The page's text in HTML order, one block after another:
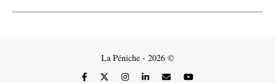
La Péniche - 2026 ©